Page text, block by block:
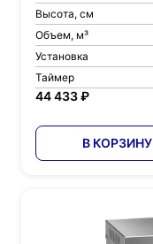
Высота, см
Объем, м³
Установка
Таймер
44 433 ₽
В КОРЗИНУ